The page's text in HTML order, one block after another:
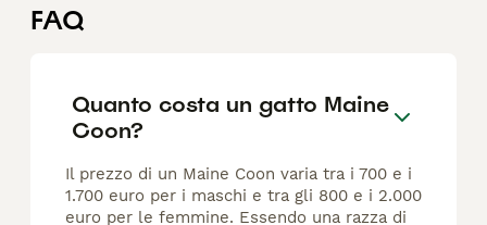
FAQ
Quanto costa un gatto Maine
Coon?
Il prezzo di un Maine Coon varia tra i 700 e i
1.700 euro per i maschi e tra gli 800 e i 2.000
euro per le femmine. Essendo una razza di